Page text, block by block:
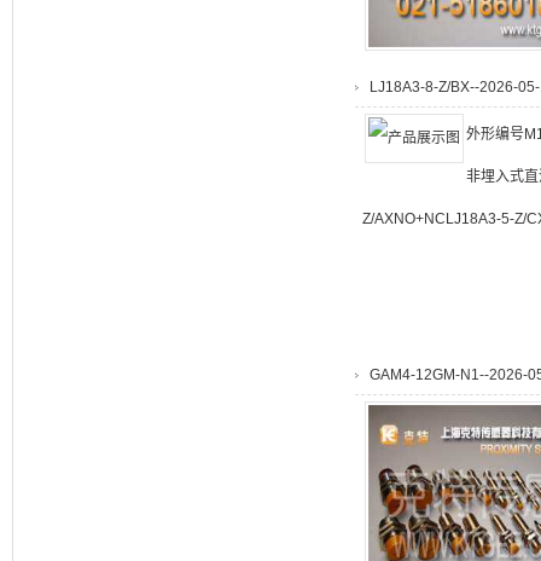
LJ18A3-8-Z/BX--2026-
外形编号
非埋入式
Z/AXNO+NCLJ18A3-5-Z/
GAM4-12GM-N1--2026-